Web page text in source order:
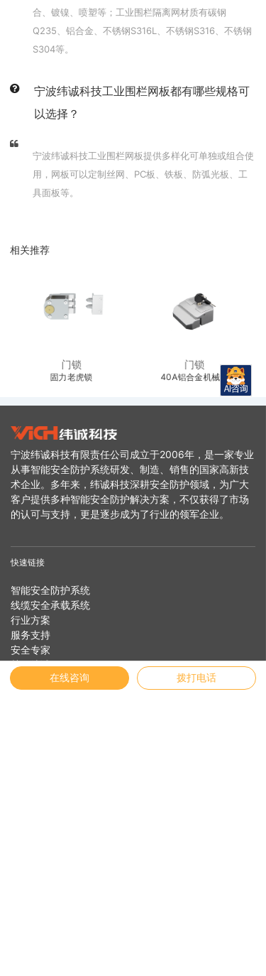
合、镀镍、喷塑等；工业围栏隔离网材质有碳钢
Q235、铝合金、不锈钢S316L、不锈钢S316、不锈钢
S304等。
宁波纬诚科技工业围栏网板都有哪些规格可
以选择？
宁波纬诚科技工业围栏网板提供多样化可单独或组合使
用，网板可以定制丝网、PC板、铁板、防弧光板、工
具面板等。
相关推荐
门锁
固力老虎锁
门锁
40A铝合金机械锁
宁波纬诚科技有限责任公司成立于2006年，是一家专业
从事智能安全防护系统研发、制造、销售的国家高新技
术企业。多年来，纬诚科技深耕安全防护领域，为广大
客户提供多种智能安全防护解决方案，不仅获得了市场
的认可与支持，更是逐步成为了行业的领军企业。
快速链接
智能安全防护系统
线缆安全承载系统
行业方案
服务支持
安全专家
关于纬诚
在线咨询 拨打电话